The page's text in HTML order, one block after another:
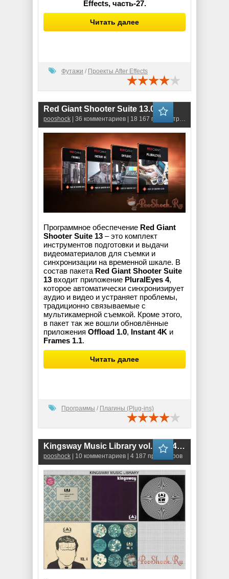
Effects, часть-27.
Читать далее
Футажи / Проекты After Effects
Red Giant Shooter Suite 13.0.0
pooshock | 36 комментариев | 18 167 просмотров
Программное обеспечение Red Giant
Shooter Suite 13 – это комплект
инструментов подготовки и выдачи
видеоматериалов для съемки и
синхронизации на временной шкале. В
состав пакета Red Giant Shooter Suite
13 входит приложение PluralEyes 4,
которое автоматически синхронизирует
аудио и видео и устраняет проблемы,
традиционно связываемые с
мультикамерной съемкой. Кроме этого,
в пакет так же вошли обновлённые
приложения Offload 1.0, Instant 4K и
Frames 1.1.
Читать далее
Программы / Плагины (Plug-ins)
Kingsway Music Library vol.1,2,3,4,5 (WAV)
pooshock | 10 комментариев | 4 187 просмотров